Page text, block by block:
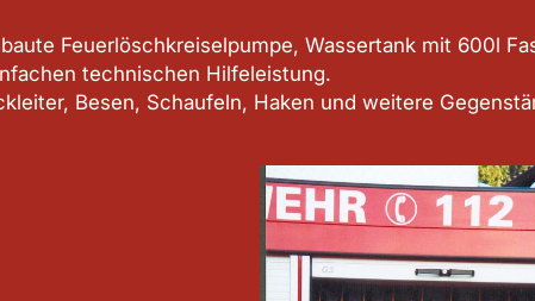
Feuerlöschkreiselpumpe, Wassertank mit 600l
technischen Hilfeleistung.
Besen, Schaufeln, Haken und weitere